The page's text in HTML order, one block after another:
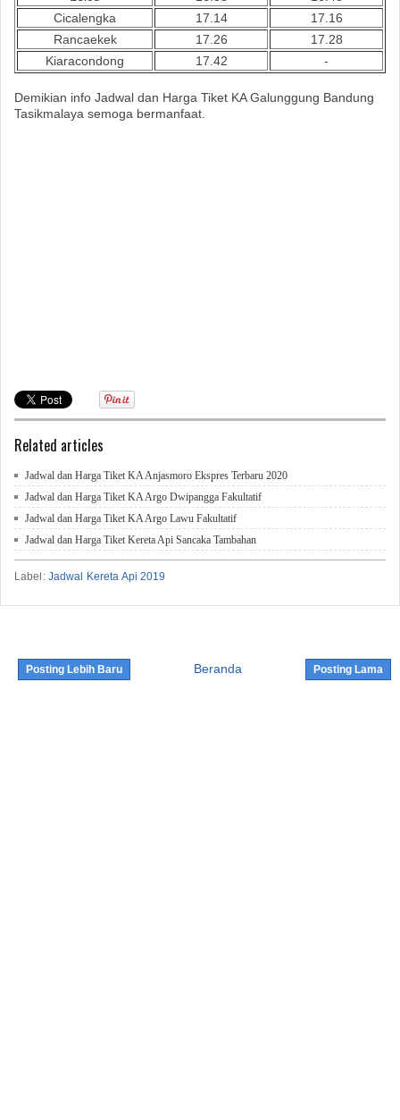
Cicalengka
17.14
17.16
Rancaekek
17.26
17.28
Kiaracondong
17.42 -
Demikian info Jadwal dan Harga Tiket KA Galunggung Bandung
Tasikmalaya semoga bermanfaat.
Related articles
Jadwal dan Harga Tiket KA Anjasmoro Ekspres Terbaru 2020
Jadwal dan Harga Tiket KA Argo Dwipangga Fakultatif
Jadwal dan Harga Tiket KA Argo Lawu Fakultatif
Jadwal dan Harga Tiket Kereta Api Sancaka Tambahan
Label: Jadwal Kereta Api 2019
Posting Lebih Baru Posting Lama
Beranda